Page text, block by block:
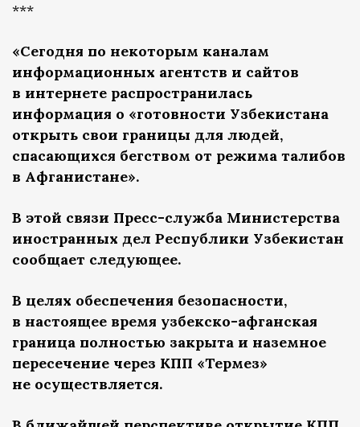
***
«Сегодня по некоторым каналам
информационных агентств и сайтов
в интернете распространилась
информация о «готовности Узбекистана
открыть свои границы для людей,
спасающихся бегством от режима талибов
в Афганистане».
В этой связи Пресс-служба Министерства
иностранных дел Республики Узбекистан
сообщает следующее.
В целях обеспечения безопасности,
в настоящее время узбекско-афганская
граница полностью закрыта и наземное
пересечение через КПП «Термез»
не осуществляется.